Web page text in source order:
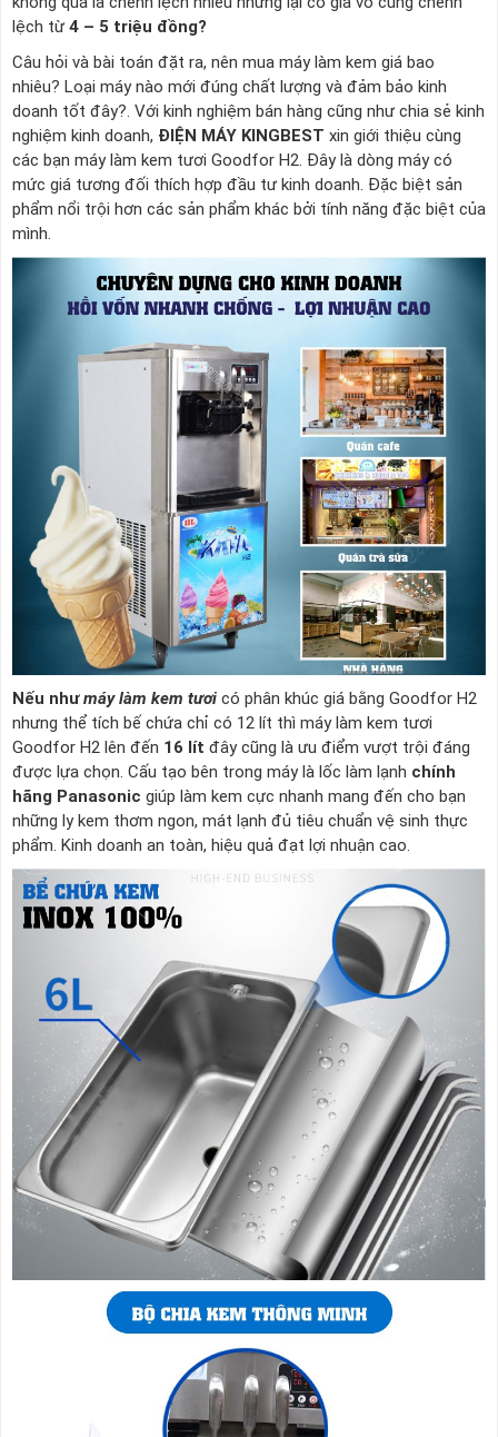
lệch từ 4 – 5 triệu đồng?
Câu hỏi và bài toán đặt ra, nên mua máy làm kem giá bao
nhiêu? Loại máy nào mới đúng chất lượng và đảm bảo kinh
doanh tốt đây?. Với kinh nghiệm bán hàng cũng như chia sẻ kinh
nghiệm kinh doanh, ĐIỆN MÁY KINGBEST xin giới thiệu cùng
các bạn máy làm kem tươi Goodfor H2. Đây là dòng máy có
mức giá tương đối thích hợp đầu tư kinh doanh. Đặc biệt sản
phẩm nổi trội hơn các sản phẩm khác bởi tính năng đặc biệt của
mình.
Nếu nhưmáy làm kem tươi có phân khúc giá bằng Goodfor H2
nhưng thể tích bế chứa chỉ có 12 lít thì máy làm kem tươi
Goodfor H2 lên đến 16 lít đây cũng là ưu điểm vượt trội đáng
được lựa chọn. Cấu tạo bên trong máy là lốc làm lạnh chính
hãng Panasonic giúp làm kem cực nhanh mang đến cho bạn
những ly kem thơm ngon, mát lạnh đủ tiêu chuẩn vệ sinh thực
phẩm. Kinh doanh an toàn, hiệu quả đạt lợi nhuận cao.